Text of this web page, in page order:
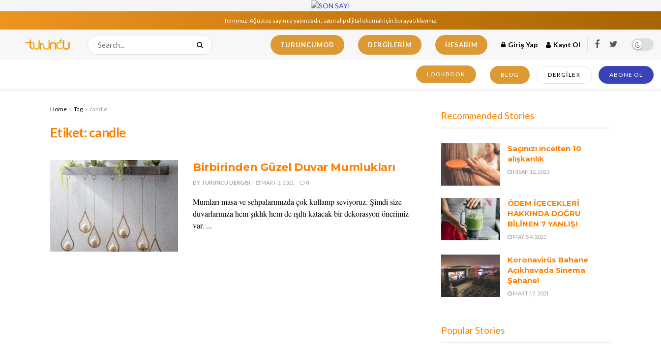
Temmuz-Ağustos sayımız yayındadır, satın alıp dijital okumak için buraya tıklayınız.
TURUNCUMOD DERGILERIM HESABIM Giriş Yap Kayıt Ol
LOOKBOOK BLOG DERGILER ABONE OL
Home Tag candle
Etiket:candle
Birbirinden Güzel Duvar Mumlukları
BY TURUNCU DERGISI MART 3, 2021 0
Mumları masa ve sehpalarımızda çok kullanıp seviyoruz. Şimdi size
duvarlarınıza hem şıklık hem de ışıltı katacak bir dekorasyon önerimiz
var. ...
Recommended Stories
Saçınızı incelten 10
alışkanlık
NISAN 12, 2023
ÖDEM İÇECEKLERİ
HAKKINDA DOĞRU
BİLİNEN 7 YANLIŞ!
MAYIS 4, 2021
Koronavirüs Bahane
Açıkhavada Sinema
Şahane!
MART 17, 2021
Popular Stories